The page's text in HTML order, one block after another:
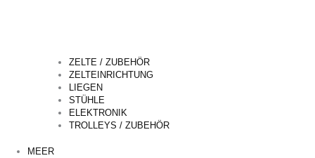
ZELTE / ZUBEHÖR
ZELTEINRICHTUNG
LIEGEN
STÜHLE
ELEKTRONIK
TROLLEYS / ZUBEHÖR
MEER